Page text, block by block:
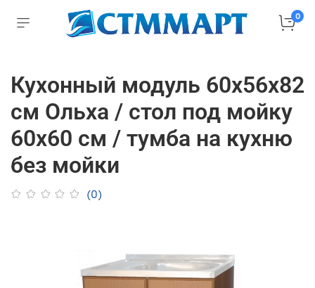
0
Кухонный модуль 60х56х82
см Ольха / стол под мойку
60х60 см / тумба на кухню
без мойки
(0)